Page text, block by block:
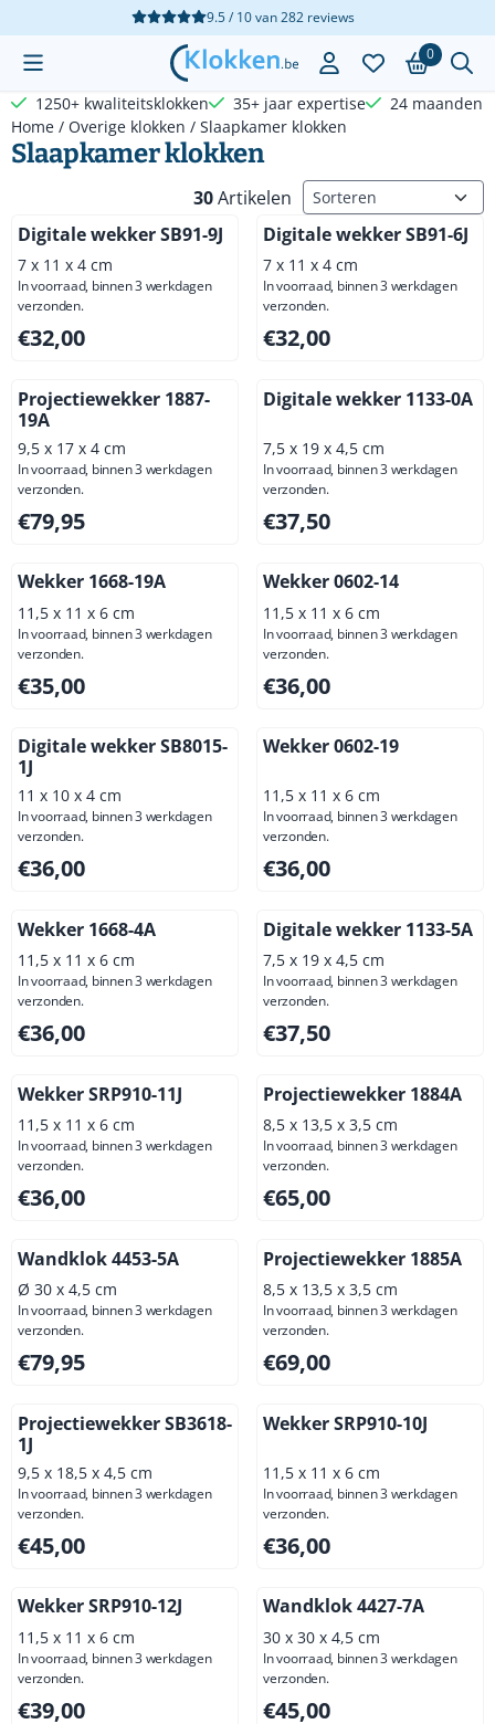
Cookievoorkeuren zijn beschikbaar. Kies instellingen of sta
9.5 / 10van282reviews
0
1250+ kwaliteitsklokken 35+ jaar expertise
24 maanden
Home / Overige klokken / Slaapkamer klokken
Slaapkamer klokken
30Artikelen Sorteermethode
Digitale wekker SB91-9J
7 x 11 x 4 cm
In voorraad, binnen 3 werkdagen
verzonden.
Prijs: 32,00, exclusief btw: 26,45
€32,00
Digitale wekker SB91-6J
7 x 11 x 4 cm
In voorraad, binnen 3 werkdagen
verzonden.
Prijs: 32,00, exclusief btw:
€32,00
Projectiewekker 1887-
19A
9,5 x 17 x 4 cm
In voorraad, binnen 3 werkdagen
verzonden.
Prijs: 79,95, exclusief btw: 66,07
€79,95
Digitale wekker 1133-0A
7,5 x 19 x 4,5 cm
In voorraad, binnen 3 werkdagen
verzonden.
Prijs: 37,50, exclusief btw:
€37,50
Wekker 1668-19A
11,5 x 11 x 6 cm
In voorraad, binnen 3 werkdagen
verzonden.
Prijs: 35,00, exclusief btw: 28,93
€35,00
Wekker 0602-14
11,5 x 11 x 6 cm
In voorraad, binnen 3 werkdagen
verzonden.
Prijs: 36,00, exclusief btw:
€36,00
Digitale wekker SB8015-
1J
11 x 10 x 4 cm
In voorraad, binnen 3 werkdagen
verzonden.
Prijs: 36,00, exclusief btw: 29,75
€36,00
Wekker 0602-19
11,5 x 11 x 6 cm
In voorraad, binnen 3 werkdagen
verzonden.
Prijs: 36,00, exclusief btw:
€36,00
Wekker 1668-4A
11,5 x 11 x 6 cm
In voorraad, binnen 3 werkdagen
verzonden.
Prijs: 36,00, exclusief btw: 29,75
€36,00
Digitale wekker 1133-5A
7,5 x 19 x 4,5 cm
In voorraad, binnen 3 werkdagen
verzonden.
Prijs: 37,50, exclusief btw:
€37,50
Wekker SRP910-11J
11,5 x 11 x 6 cm
In voorraad, binnen 3 werkdagen
verzonden.
Prijs: 36,00, exclusief btw: 29,75
€36,00
Projectiewekker 1884A
8,5 x 13,5 x 3,5 cm
In voorraad, binnen 3 werkdagen
verzonden.
Prijs: 65,00, exclusief btw:
€65,00
Wandklok 4453-5A
Ø 30 x 4,5 cm
In voorraad, binnen 3 werkdagen
verzonden.
Prijs: 79,95, exclusief btw: 66,07
€79,95
Projectiewekker 1885A
8,5 x 13,5 x 3,5 cm
In voorraad, binnen 3 werkdagen
verzonden.
Prijs: 69,00, exclusief btw:
€69,00
Projectiewekker SB3618-
1J
9,5 x 18,5 x 4,5 cm
In voorraad, binnen 3 werkdagen
verzonden.
Prijs: 45,00, exclusief btw: 37,19
€45,00
Wekker SRP910-10J
11,5 x 11 x 6 cm
In voorraad, binnen 3 werkdagen
verzonden.
Prijs: 36,00, exclusief btw:
€36,00
Wekker SRP910-12J
11,5 x 11 x 6 cm
In voorraad, binnen 3 werkdagen
verzonden.
Prijs: 39,00, exclusief btw: 32,23
€39,00
Wandklok 4427-7A
30 x 30 x 4,5 cm
In voorraad, binnen 3 werkdagen
verzonden.
Prijs: 45,00, exclusief btw:
€45,00